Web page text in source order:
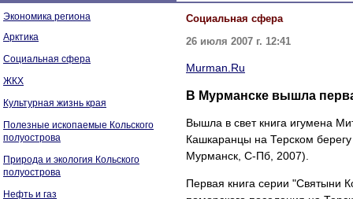
Экономика региона
Арктика
Социальная сфера
ЖКХ
Культурная жизнь края
Полезные ископаемые Кольского
полуострова
Природа и экология Кольского
полуострова
Нефть и газ
Социальная сфера
26 июля 2007 г. 12:41
Murman.Ru
В Мурманске вышла
Вышла в свет книга игумена
Кашкаранцы на Терском
Мурманск, С-Пб, 2007).
Первая книга серии "Святыни